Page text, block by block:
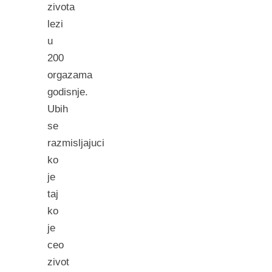
zivota
lezi
u
200
orgazama
godisnje.
Ubih
se
razmisljajuci
ko
je
taj
ko
je
ceo
zivot